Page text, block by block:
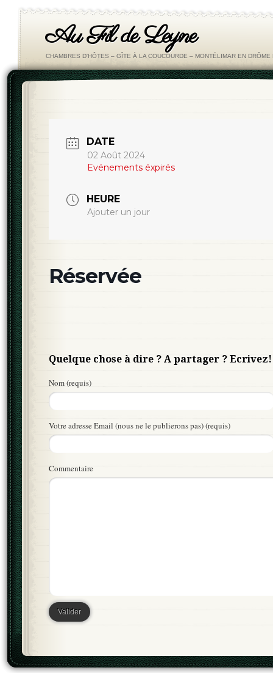
Au Fil de Leyne
CHAMBRES D'HÔTES – GÎTE À LA COUCOURDE – MONTÉLIMAR EN DRÔME
DATE
02 Août 2024
Evénements éxpirés
HEURE
Ajouter un jour
Réservée
Quelque chose à dire ? A partager ? Ecrivez!
Nom (requis)
Votre adresse Email (nous ne le publierons pas) (requis)
Commentaire